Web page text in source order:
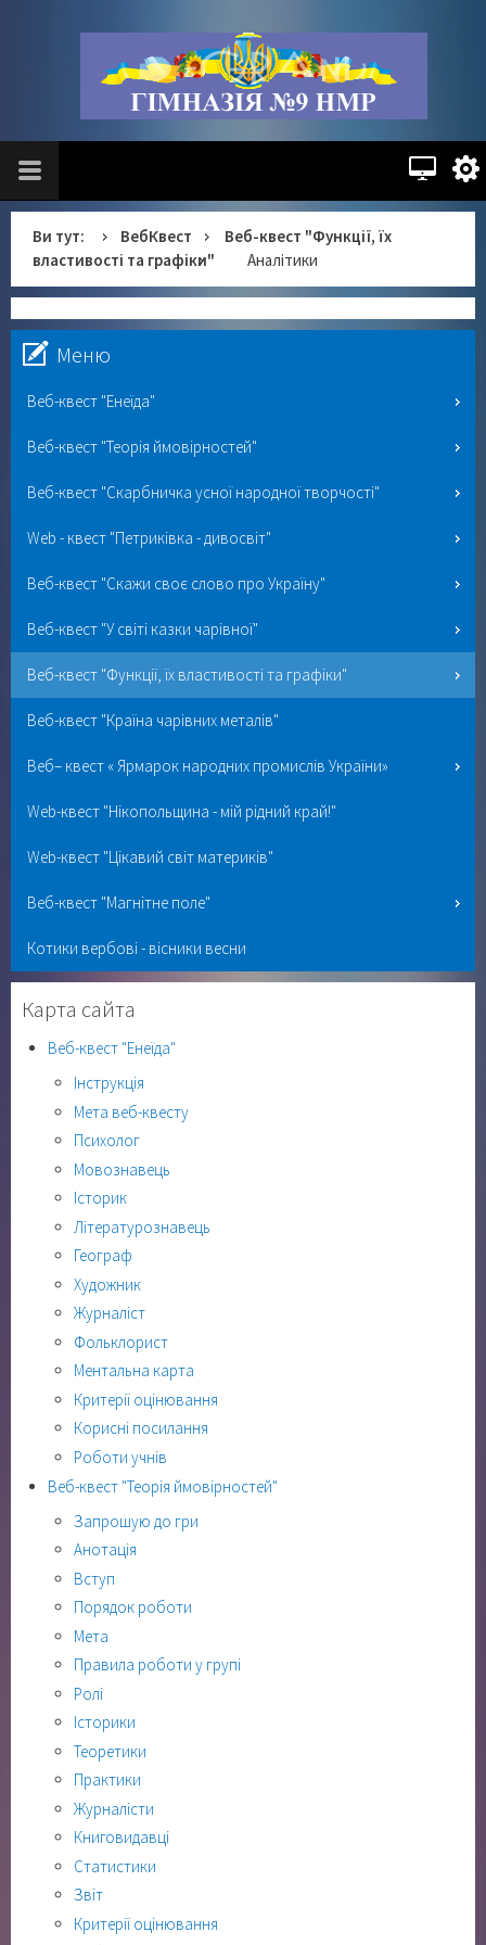
Ви тут: ВебКвест
Веб-квест "Функції, їх
властивості та графіки"
Аналітики
Меню
Веб-квест "Енеїда"
Веб-квест "Теорія ймовірностей"
Веб-квест "Скарбничка усної народної творчості"
Web - квест "Петриківка - дивосвіт"
Веб-квест "Скажи своє слово про Україну"
Веб-квест "У світі казки чарівної"
Веб-квест "Функції, їх властивості та графіки"
Веб-квест "Країна чарівних металів"
Веб– квест « Ярмарок народних промислів України»
Web-квест "Нікопольщина - мій рідний край!"
Web-квест "Цікавий світ материків"
Веб-квест "Магнітне поле"
Котики вербові - вісники весни
Карта сайта
Веб-квест "Енеїда"
Інструкція
Мета веб-квесту
Психолог
Мовознавець
Історик
Літературознавець
Географ
Художник
Журналіст
Фольклорист
Ментальна карта
Критерії оцінювання
Корисні посилання
Роботи учнів
Веб-квест "Теорія ймовірностей"
Запрошую до гри
Анотація
Вступ
Порядок роботи
Мета
Правила роботи у групі
Ролі
Історики
Теоретики
Практики
Журналісти
Книговидавці
Статистики
Звіт
Критерії оцінювання